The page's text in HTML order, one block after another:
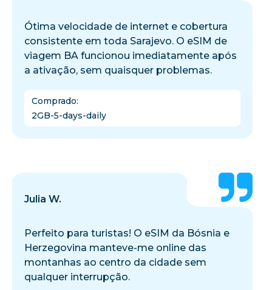
Ótima velocidade de internet e cobertura
consistente em toda Sarajevo. O eSIM de
viagem BA funcionou imediatamente após
a ativação, sem quaisquer problemas.
Comprado:
2GB-5-days-daily
Julia W.
Perfeito para turistas! O eSIM da Bósnia e
Herzegovina manteve-me online das
montanhas ao centro da cidade sem
qualquer interrupção.